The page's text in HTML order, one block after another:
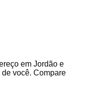
em Jordão e
você. Compare